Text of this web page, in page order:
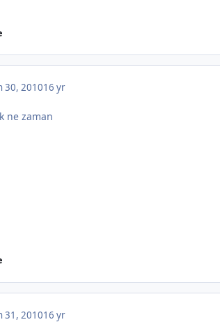
30, 201016 yr
ne zaman
31, 201016 yr